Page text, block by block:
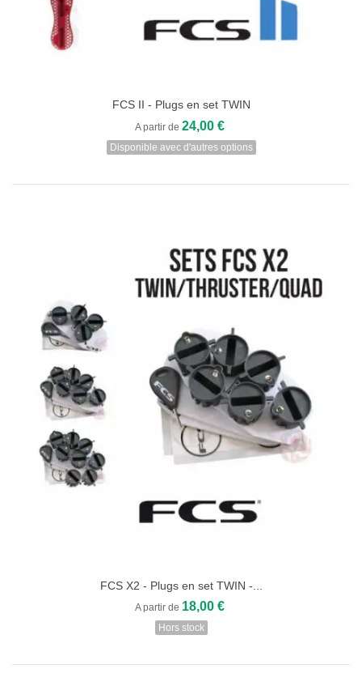
FCS II - Plugs en set TWIN
A partir de 24,00 €
Disponible avec d'autres options
FCS X2 - Plugs en set TWIN -...
A partir de 18,00 €
Hors stock